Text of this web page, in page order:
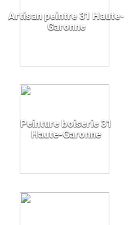
Artisan peintre 31 Haute-
Garonne
Peinture boiserie 31
Haute-Garonne